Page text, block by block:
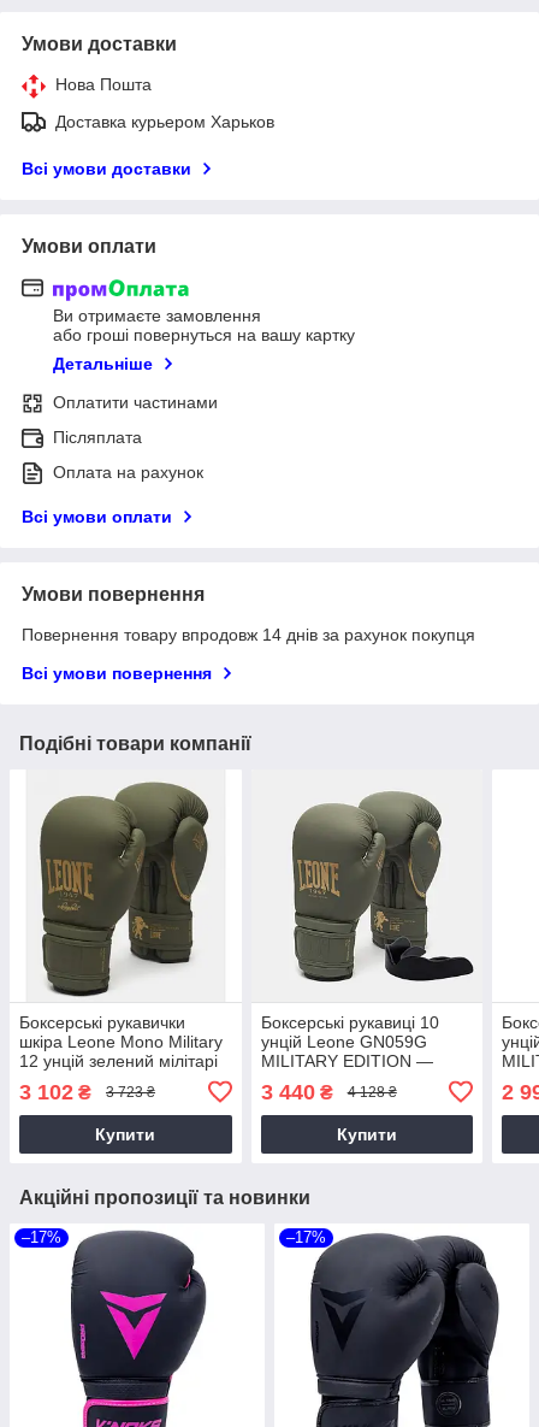
Умови доставки
Нова Пошта
Доставка курьером Харьков
Всі умови доставки
Умови оплати
Ви отримаєте замовлення
або гроші повернуться на вашу картку
Детальніше
Оплатити частинами
Післяплата
Оплата на рахунок
Всі умови оплати
Умови повернення
Повернення товару впродовж 14 днів за рахунок покупця
Всі умови повернення
Подібні товари компанії
Боксерські рукавички
шкіра Leone Mono Military
12 унцій зелений мілітарі
3 102 ₴ 3 723 ₴
Купити
Боксерські рукавиці 10
унцій Leone GN059G
MILITARY EDITION —
комплекті)
3 440₴ 4 128 ₴
Купити
2
Акційні пропозиції та новинки
–17% –17%